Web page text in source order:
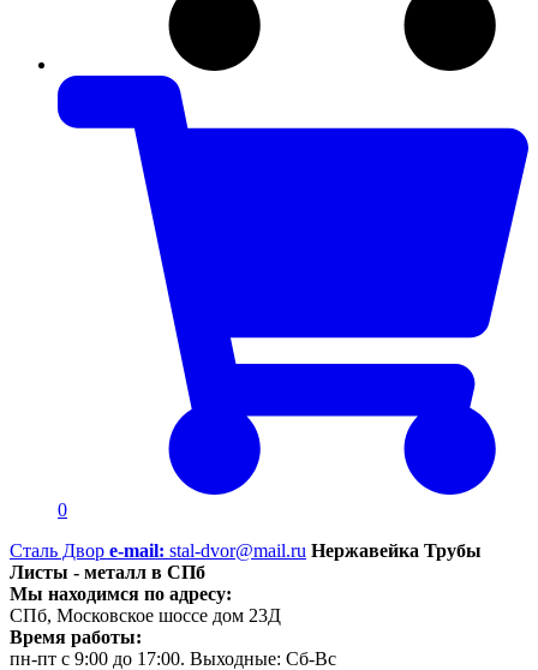
0
Сталь Двор e-mail: stal-dvor@mail.ru Нержавейка Трубы
Листы - металл в СПб
Мы находимся по адресу:
СПб, Московское шоссе дом 23Д
Время работы:
пн-пт с 9:00 до 17:00. Выходные: Сб-Вс